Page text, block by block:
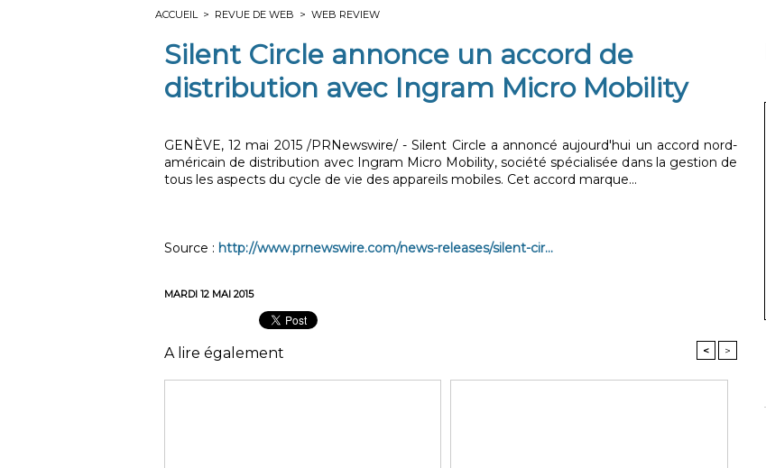
ACCUEIL > REVUE DE WEB > WEB REVIEW
Silent Circle annonce un accord de
distribution avec Ingram Micro Mobility
GENÈVE, 12 mai 2015 /PRNewswire/ - Silent Circle a annoncé aujourd'hui un accord nord-
américain de distribution avec Ingram Micro Mobility, société spécialisée dans la gestion de
tous les aspects du cycle de vie des appareils mobiles. Cet accord marque...
Source : http://www.prnewswire.com/news-releases/silent-cir...
MARDI 12 MAI 2015
A lire également < >